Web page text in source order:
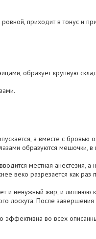
приходит в тонус и
образует крупную
а вместе с бровью
образуются мешочки,
местная анестезия,
веко разрезается как
и ненужный жир, и
лоскута. После
эффективна во всех